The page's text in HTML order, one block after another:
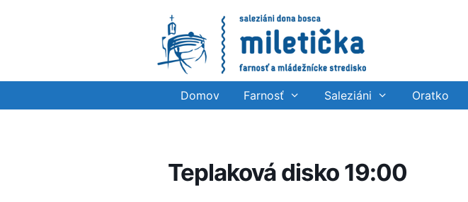
Domov Farnosť Saleziáni Oratko
Teplaková disko 19:00